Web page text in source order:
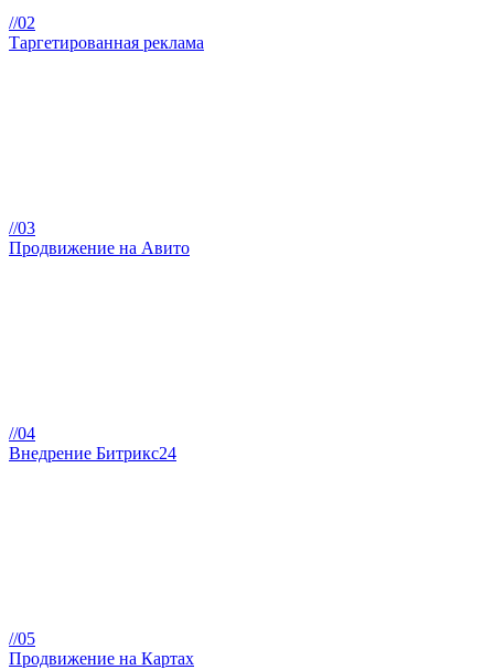
//02
Таргетированная реклама
//03
Продвижение на Авито
//04
Внедрение Битрикс24
//05
Продвижение на Картах